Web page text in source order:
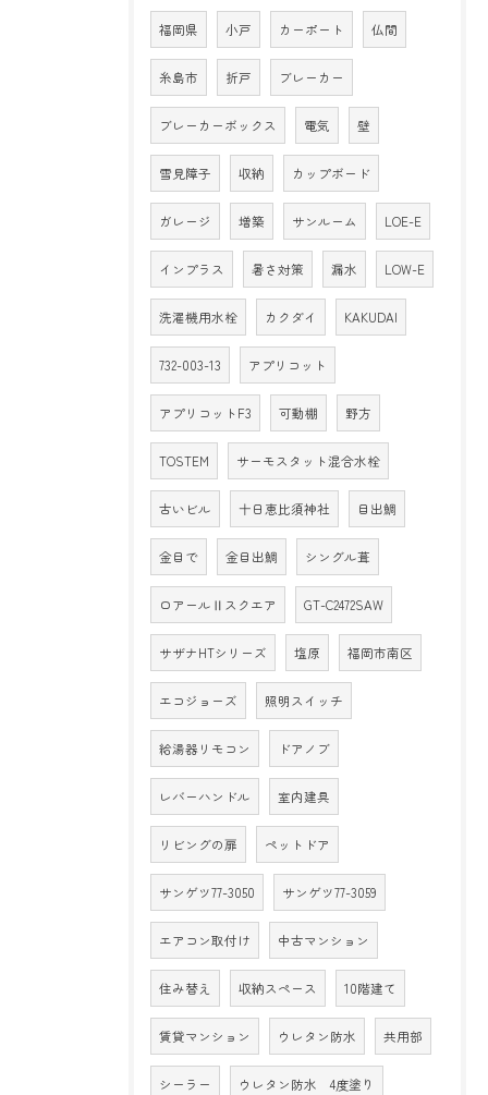
福岡県 小戸 カーポート 仏間
糸島市 折戸 ブレーカー
ブレーカーボックス 電気 壁
雪見障子 収納 カップボード
ガレージ 増築 サンルーム LOE-E
インプラス 暑さ対策 漏水 LOW-E
洗濯機用水栓 カクダイ KAKUDAI
732-003-13 アプリコット
アプリコットF3 可動棚 野方
TOSTEM サーモスタット混合水栓
古いビル 十日恵比須神社 目出鯛
金目で 金目出鯛 シングル葺
ロアールⅡスクエア GT-C2472SAW
サザナHTシリーズ 塩原 福岡市南区
エコジョーズ 照明スイッチ
給湯器リモコン ドアノブ
レバーハンドル 室内建具
リビングの扉 ペットドア
サンゲツ77-3050 サンゲツ77-3059
エアコン取付け 中古マンション
住み替え 収納スペース 10階建て
賃貸マンション ウレタン防水 共用部
シーラー ウレタン防水 4度塗り